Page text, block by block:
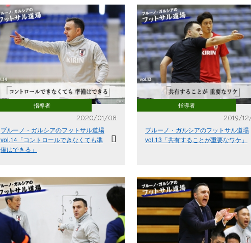
指導者
2020/01/08
ブルーノ・ガルシアのフットサル道場
vol.14「コントロールできなくても準
備はできる」
指導者
2019/
ブルーノ・ガルシアのフットサル道場
vol.13「共有することが重要なワケ」